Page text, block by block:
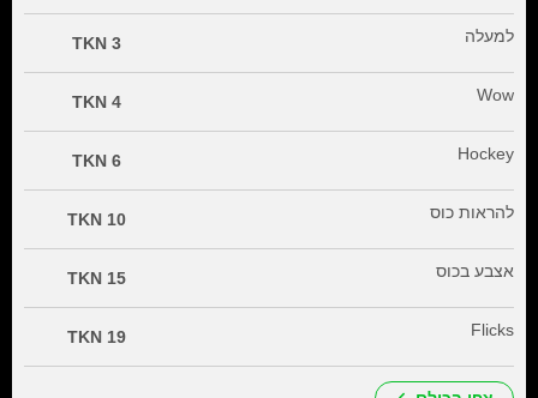
למעלה 3 TKN
Wow
4 TKN
Hockey
6 TKN
להראות כוס 10 TKN
אצבע בכוס 15 TKN
Flicks
19 TKN